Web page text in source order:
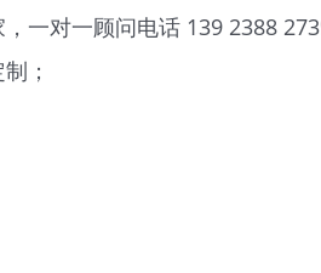
，一对一顾问电话 139 2388
；